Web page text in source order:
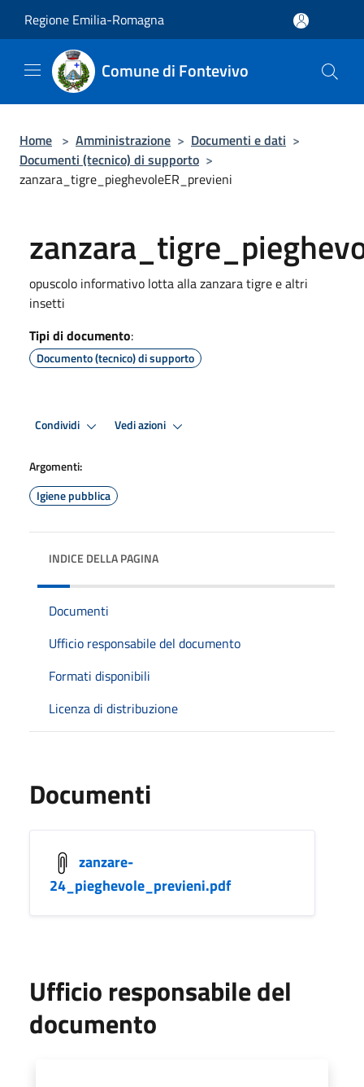
Regione Emilia-Romagna
Comune di Fontevivo
Home > Amministrazione > Documenti e dati >
Documenti (tecnico) di supporto >
zanzara_tigre_pieghevoleER_previeni
opuscolo informativo lotta alla zanzara tigre e altri
insetti
Tipi di documento:
Documento (tecnico) di supporto
Condividi Vedi azioni
Argomenti:
Igiene pubblica
INDICE DELLA PAGINA
Documenti
Ufficio responsabile del documento
Formati disponibili
Licenza di distribuzione
Documenti
zanzare-
24_pieghevole_previeni.pdf
Ufficio responsabile del
documento